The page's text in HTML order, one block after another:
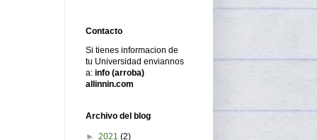
Contacto
Si tienes informacion de
tu Universidad enviannos
a: info (arroba)
allinnin.com
Archivo del blog
► 2021 (2)